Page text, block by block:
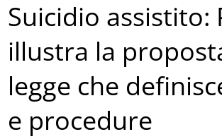
Suicidio assistito:
illustra la
legge che
e procedure